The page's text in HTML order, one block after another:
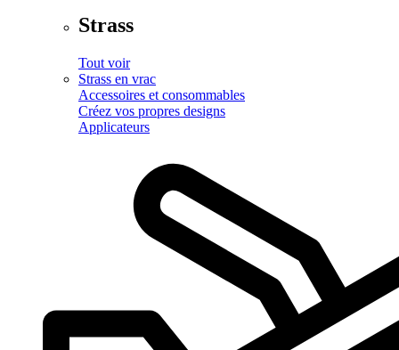
Strass
Tout voir
Strass en vrac
Accessoires et consommables
Créez vos propres designs
Applicateurs